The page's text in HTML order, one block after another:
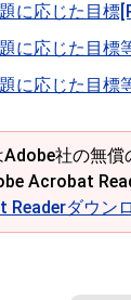
応じた目標
応じた目標
応じた目標
Adobe社の無
Acrobat
Readerダウン